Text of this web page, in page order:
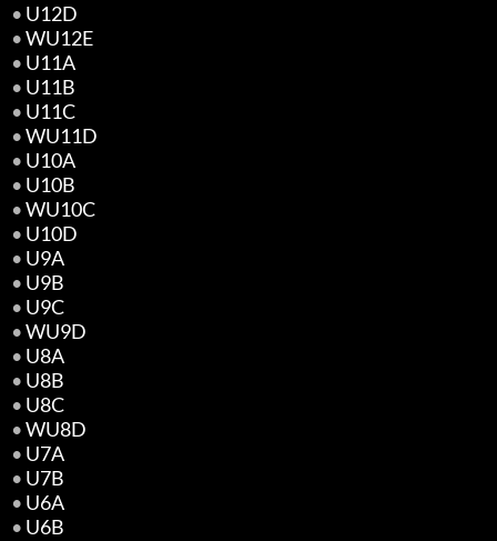
• U12D
•WU12E
• U11A
• U11B
• U11C
•WU11D
• U10A
• U10B
•WU10C
• U10D
• U9A
• U9B
• U9C
•WU9D
• U8A
• U8B
• U8C
•WU8D
• U7A
• U7B
• U6A
• U6B